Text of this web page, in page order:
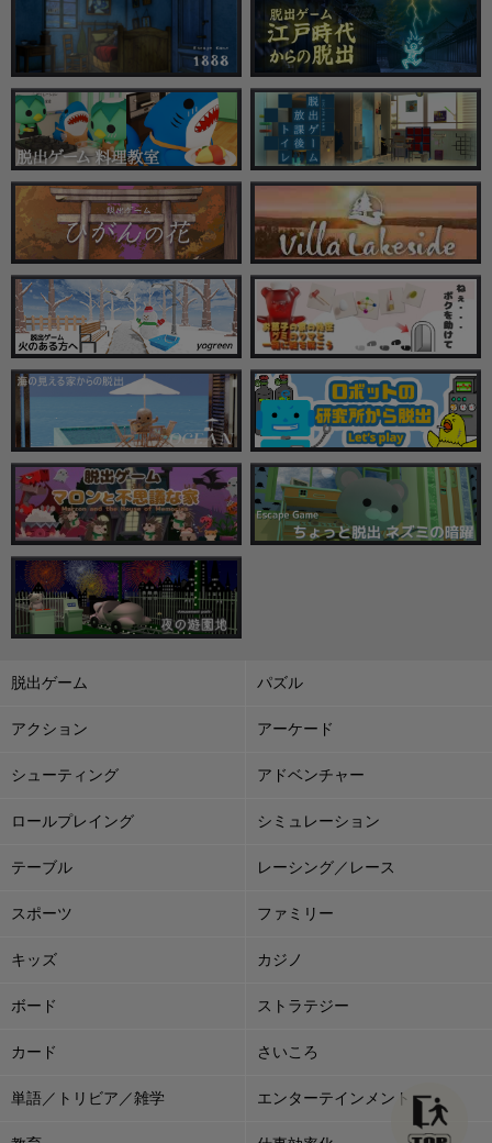
脱出ゲーム パズル
アクション アーケード
シューティング アドベンチャー
ロールプレイング シミュレーション
テーブル レーシング／レース
スポーツ ファミリー
キッズ カジノ
ボード ストラテジー
カード さいころ
単語／トリビア／雑学 エンターテインメント